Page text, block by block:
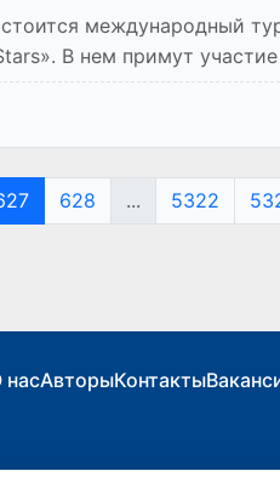
международный
В нем примут
628 ... 5322
насАвторыКонтакты